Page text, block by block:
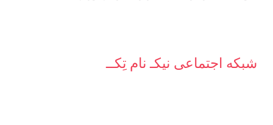
شبکه‌ اجتماعی نیکـ نام تِکــ